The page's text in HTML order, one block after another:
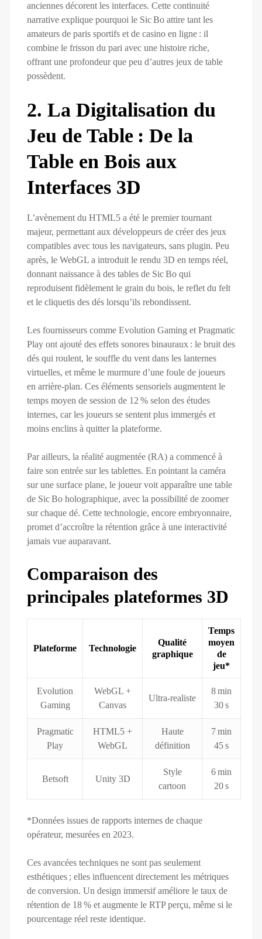
anciennes décorent les interfaces. Cette continuité
narrative explique pourquoi le Sic Bo attire tant les
amateurs de paris sportifs et de casino en ligne : il
combine le frisson du pari avec une histoire riche,
offrant une profondeur que peu d’autres jeux de table
possèdent.
2. La Digitalisation du
Jeu de Table : De la
Table en Bois aux
Interfaces 3D
L’avènement du HTML5 a été le premier tournant
majeur, permettant aux développeurs de créer des jeux
compatibles avec tous les navigateurs, sans plugin. Peu
après, le WebGL a introduit le rendu 3D en temps réel,
donnant naissance à des tables de Sic Bo qui
reproduisent fidèlement le grain du bois, le reflet du felt
et le cliquetis des dés lorsqu’ils rebondissent.
Les fournisseurs comme Evolution Gaming et Pragmatic
Play ont ajouté des effets sonores binauraux : le bruit des
dés qui roulent, le souffle du vent dans les lanternes
virtuelles, et même le murmure d’une foule de joueurs
en arrière‑plan. Ces éléments sensoriels augmentent le
temps moyen de session de 12 % selon des études
internes, car les joueurs se sentent plus immergés et
moins enclins à quitter la plateforme.
Par ailleurs, la réalité augmentée (RA) a commencé à
faire son entrée sur les tablettes. En pointant la caméra
sur une surface plane, le joueur voit apparaître une table
de Sic Bo holographique, avec la possibilité de zoomer
sur chaque dé. Cette technologie, encore embryonnaire,
promet d’accroître la rétention grâce à une interactivité
jamais vue auparavant.
Comparaison des
principales plateformes 3D
Plateforme Technologie
Qualité
graphique
Temps
moyen
de
jeu*
Evolution
Gaming
WebGL +
Canvas
Ultra‑realiste
8 min
30 s
Pragmatic
Play
HTML5 +
WebGL
Haute
définition
7 min
45 s
Betsoft Unity 3D
Style
cartoon
6 min
20 s
*Données issues de rapports internes de chaque
opérateur, mesurées en 2023.
Ces avancées techniques ne sont pas seulement
esthétiques ; elles influencent directement les métriques
de conversion. Un design immersif améliore le taux de
rétention de 18 % et augmente le RTP perçu, même si le
pourcentage réel reste identique.